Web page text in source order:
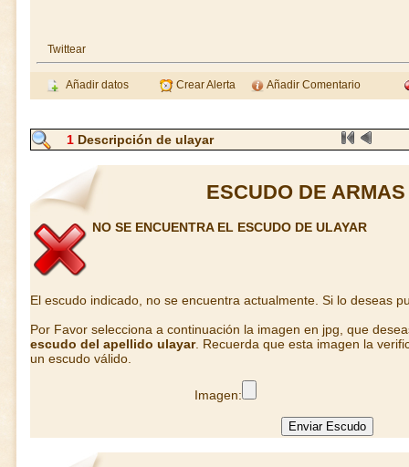
Twittear
Añadir datos Crear Alerta Añadir Comentario
1 Descripción de ulayar
ESCUDO DE
NO SE ENCUENTRA EL ESCUDO DE ULAYAR
El escudo indicado, no se encuentra actualmente. Si lo deseas
Por Favor selecciona a continuación la imagen en jpg, que
escudo del apellido ulayar. Recuerda que esta imagen la
un escudo válido.
Imagen: